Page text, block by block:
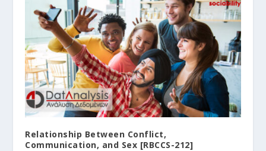
Relationship Between Conflict,
Communication, and Sex [RBCCS-212]